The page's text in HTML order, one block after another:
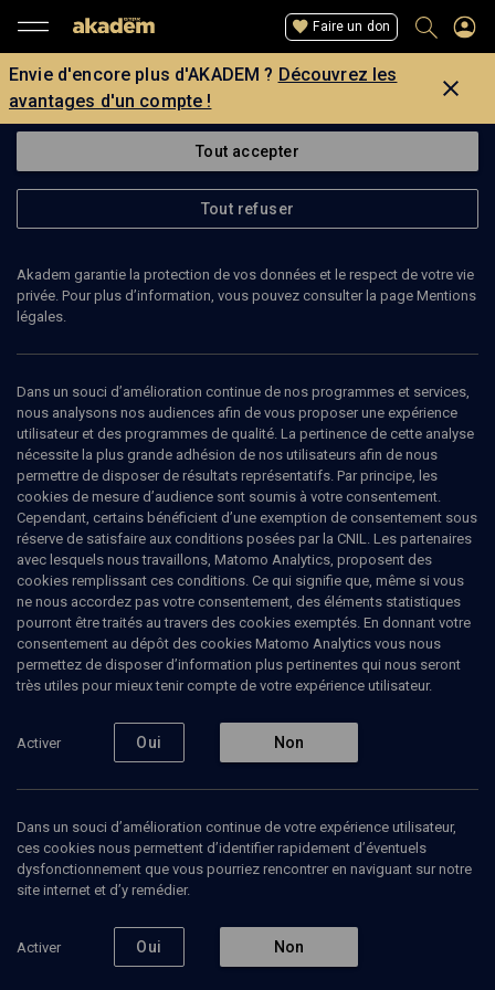
Faire un don
Envie d'encore plus d'AKADEM ? Découvrez les
avantages d'un compte !
Retour
Abonnez-vous à notre newsletter
La rédaction
Tout accepter
Tout refuser
Akadem garantie la protection de vos données et le respect de votre vie
privée. Pour plus d’information, vous pouvez consulter la page Mentions
légales.
Dans un souci d’amélioration continue de nos programmes et services,
nous analysons nos audiences afin de vous proposer une expérience
utilisateur et des programmes de qualité. La pertinence de cette analyse
nécessite la plus grande adhésion de nos utilisateurs afin de nous
permettre de disposer de résultats représentatifs. Par principe, les
cookies de mesure d’audience sont soumis à votre consentement.
Cependant, certains bénéficient d’une exemption de consentement sous
réserve de satisfaire aux conditions posées par la CNIL. Les partenaires
avec lesquels nous travaillons, Matomo Analytics, proposent des
cookies remplissant ces conditions. Ce qui signifie que, même si vous
ne nous accordez pas votre consentement, des éléments statistiques
pourront être traités au travers des cookies exemptés. En donnant votre
consentement au dépôt des cookies Matomo Analytics vous nous
permettez de disposer d’information plus pertinentes qui nous seront
très utiles pour mieux tenir compte de votre expérience utilisateur.
Activer Oui Non
Dans un souci d’amélioration continue de votre expérience utilisateur,
ces cookies nous permettent d’identifier rapidement d’éventuels
dysfonctionnement que vous pourriez rencontrer en naviguant sur notre
site internet et d’y remédier.
Activer Oui Non